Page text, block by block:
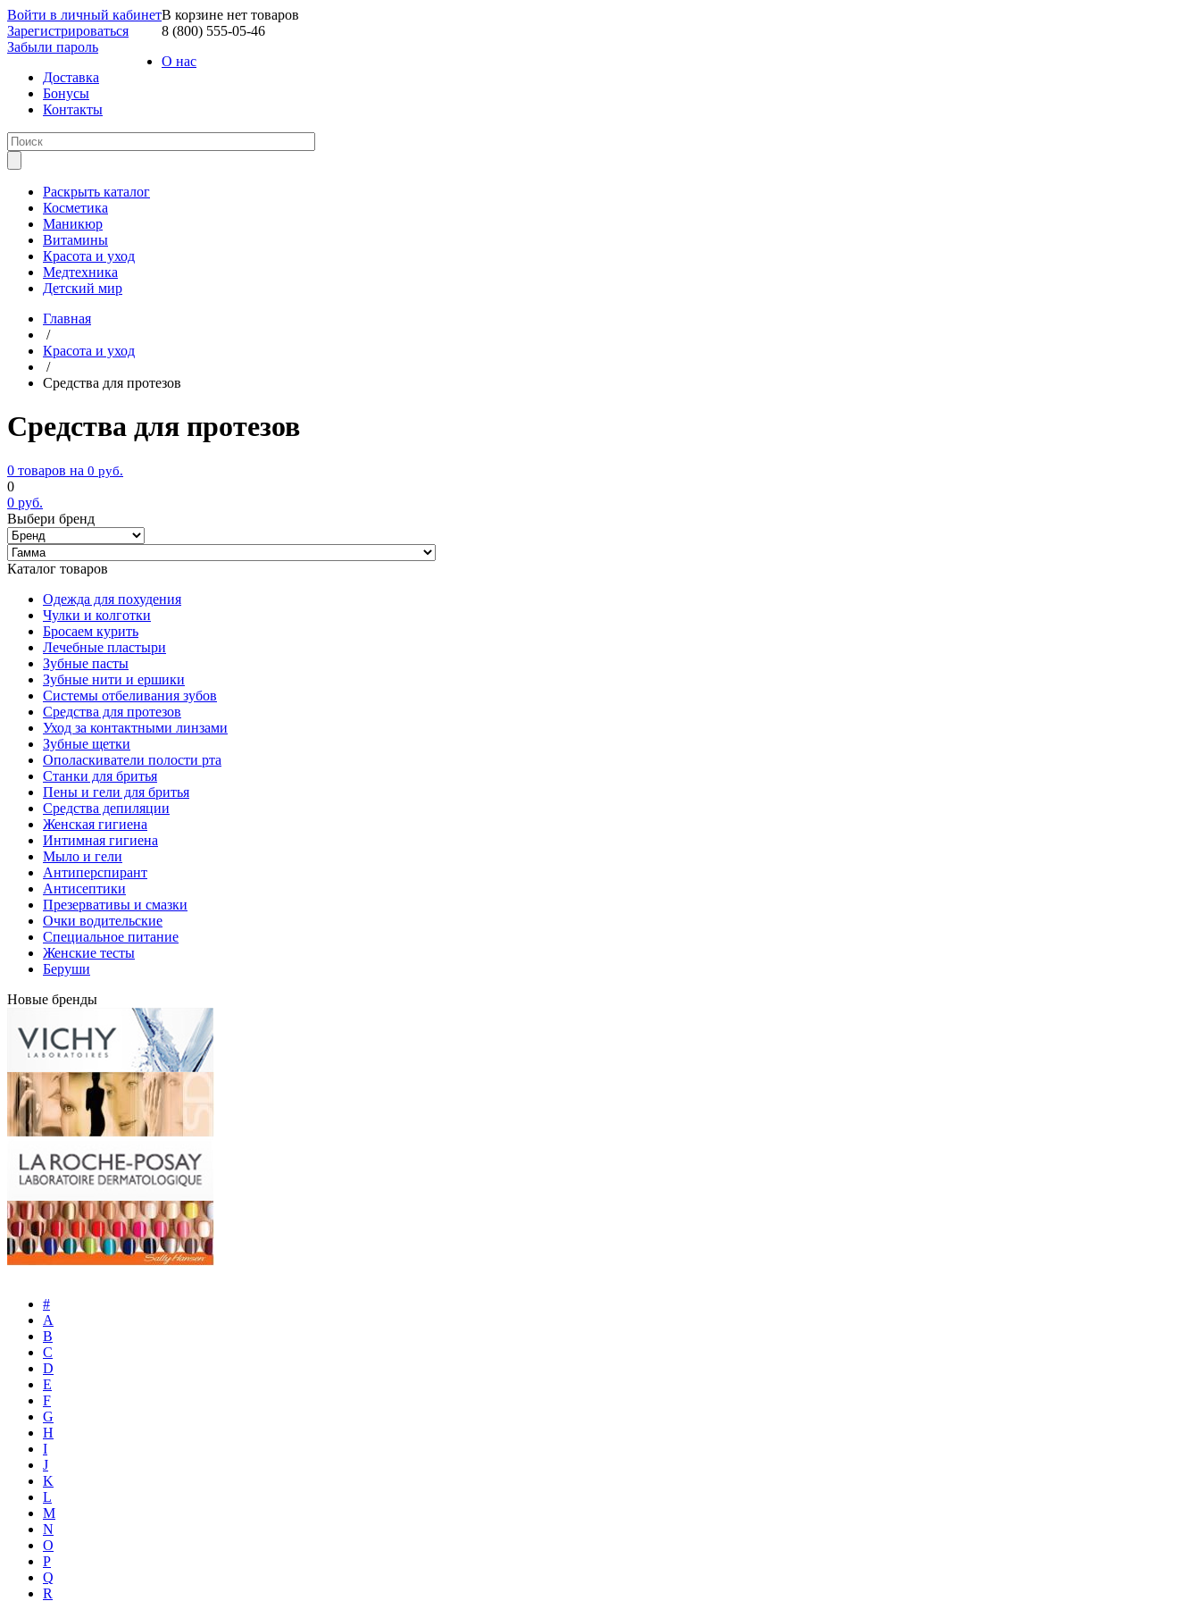
Войти в личный кабинет
Зарегистрироваться
Забыли пароль
В корзине нет товаров
8 (800) 555-05-46
О нас
Доставка
Бонусы
Контакты
Раскрыть каталог
Косметика
Маникюр
Витамины
Красота и уход
Медтехника
Детский мир
Главная
/
Красота и уход
/
Средства для протезов
Средства для протезов
0 товаров на 0 руб.
0
0 руб.
Выбери бренд
Каталог товаров
Одежда для похудения
Чулки и колготки
Бросаем курить
Лечебные пластыри
Зубные пасты
Зубные нити и ершики
Системы отбеливания зубов
Средства для протезов
Уход за контактными линзами
Зубные щетки
Ополаскиватели полости рта
Станки для бритья
Пены и гели для бритья
Средства депиляции
Женская гигиена
Интимная гигиена
Мыло и гели
Антиперспирант
Антисептики
Презервативы и смазки
Очки водительские
Специальное питание
Женские тесты
Беруши
Новые бренды
#
A
B
C
D
E
F
G
H
I
J
K
L
M
N
O
P
Q
R